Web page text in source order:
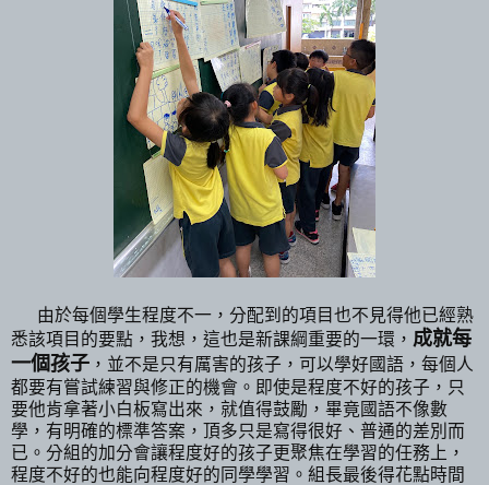
由於每個學生程度不一，分配到的項目也不見得他已經熟
悉該項目的要點，我想，這也是新課綱重要的一環， 成就每
一個孩子 ，並不是只有厲害的孩子，可以學好國語，每個人
都要有嘗試練習與修正的機會。即使是程度不好的孩子，只
要他肯拿著小白板寫出來，就值得鼓勵，畢竟國語不像數
學，有明確的標準答案，頂多只是寫得很好、普通的差別而
已。分組的加分會讓程度好的孩子更聚焦在學習的任務上，
程度不好的也能向程度好的同學學習。組長最後得花點時間